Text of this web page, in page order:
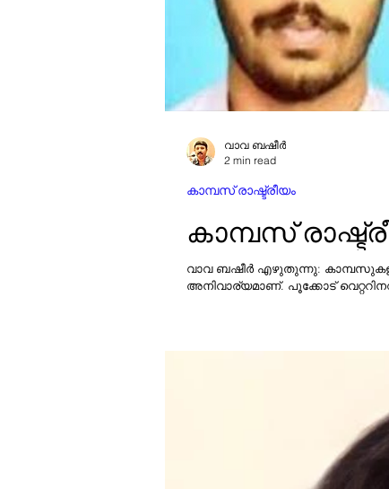
കാമ്പസ്
വാവ ബഷീർ എഴുതുന്നു:
അനിവാര്യമാണ്. പൂക്കോട്
കാമ്പസ് രാഷ്ട്രീയം
വാവ ബഷീർ
2 min read